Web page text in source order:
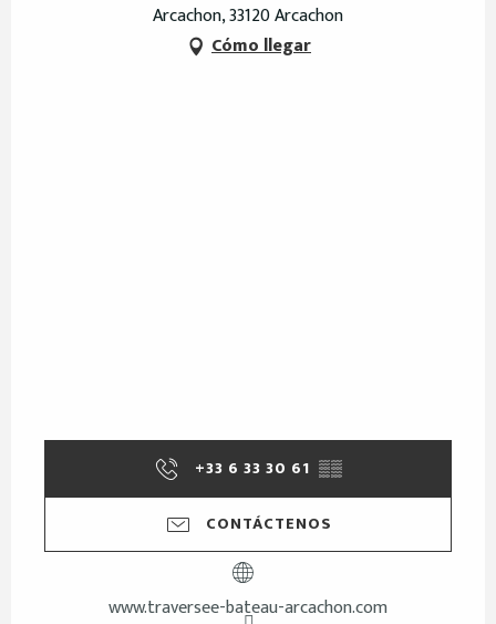
Arcachon, 33120 Arcachon
Cómo llegar
+33 6 33 30 61 ▒▒
CONTÁCTENOS
www.traversee-bateau-arcachon.com